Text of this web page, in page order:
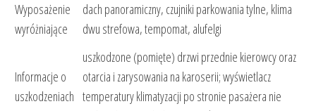
Wyposażenie
wyróżniające
dach panoramiczny, czujniki parkowania tylne, klima
dwu strefowa, tempomat, alufelgi
Informacje o
uszkodzeniach
uszkodzone (pomięte) drzwi przednie kierowcy oraz
otarcia i zarysowania na karoserii; wyświetlacz
temperatury klimatyzacji po stronie pasażera nie